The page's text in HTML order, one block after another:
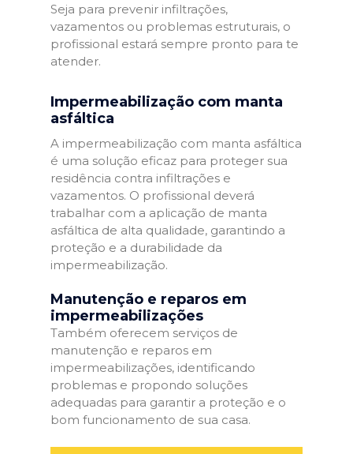
Seja para prevenir infiltrações,
vazamentos ou problemas estruturais, o
profissional estará sempre pronto para te
atender.
Impermeabilização com manta
asfáltica
A impermeabilização com manta asfáltica
é uma solução eficaz para proteger sua
residência contra infiltrações e
vazamentos. O profissional deverá
trabalhar com a aplicação de manta
asfáltica de alta qualidade, garantindo a
proteção e a durabilidade da
impermeabilização.
Manutenção e reparos em
impermeabilizações
Também oferecem serviços de
manutenção e reparos em
impermeabilizações, identificando
problemas e propondo soluções
adequadas para garantir a proteção e o
bom funcionamento de sua casa.